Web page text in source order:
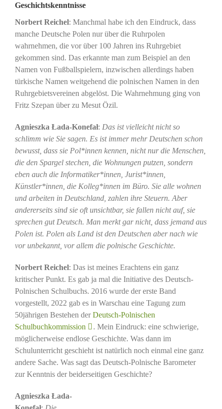
Geschichtskenntnisse
Norbert Reichel: Manchmal habe ich den Eindruck, dass
manche Deutsche Polen nur über die Ruhrpolen
wahrnehmen, die vor über 100 Jahren ins Ruhrgebiet
gekommen sind. Das erkannte man zum Beispiel an den
Namen von Fußballspielern, inzwischen allerdings haben
türkische Namen weitgehend die polnischen Namen in den
Ruhrgebietsvereinen abgelöst. Die Wahrnehmung ging von
Fritz Szepan über zu Mesut Özil.
Agnieszka Łada-Konefał: Das ist vielleicht nicht so
schlimm wie Sie sagen. Es ist immer mehr Deutschen schon
bewusst, dass sie Pol*innen kennen, nicht nur die Menschen,
die den Spargel stechen, die Wohnungen putzen, sondern
eben auch die Informatiker*innen, Jurist*innen,
Künstler*innen, die Kolleg*innen im Büro. Sie alle wohnen
und arbeiten in Deutschland, zahlen ihre Steuern. Aber
andererseits sind sie oft unsichtbar, sie fallen nicht auf, sie
sprechen gut Deutsch. Man merkt gar nicht, dass jemand aus
Polen ist. Polen als Land ist den Deutschen aber nach wie
vor unbekannt, vor allem die polnische Geschichte.
Norbert Reichel: Das ist meines Erachtens ein ganz
kritischer Punkt. Es gab ja mal die Initiative des Deutsch-
Polnischen Schulbuchs. 2016 wurde der erste Band
vorgestellt, 2022 gab es in Warschau eine Tagung zum
50jährigen Bestehen derDeutsch-Polnischen
Schulbuchkommission
. Mein Eindruck: eine schwierige,
möglicherweise endlose Geschichte. Was dann im
Schulunterricht geschieht ist natürlich noch einmal eine ganz
andere Sache. Was sagt das Deutsch-Polnische Barometer
zur Kenntnis der beiderseitigen Geschichte?
Agnieszka Łada-